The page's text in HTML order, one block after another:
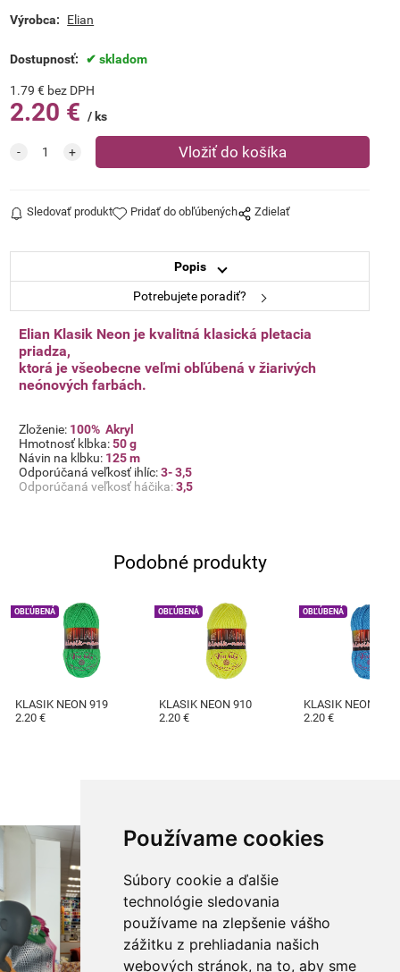
Používame cookies
Súbory cookie a ďalšie
technológie sledovania
používame na zlepšenie vášho
zážitku z prehliadania našich
webových stránok, na to, aby sme
Výrobca: Elian
Dostupnosť: skladom
1.79 € bez DPH
2.20 € ks
Sledovať produkt Pridať do obľúbených Zdielať
Popis
Potrebujete poradiť?
Elian Klasik Neon je kvalitná klasická pletacia
priadza,
ktorá je všeobecne veľmi obľúbená v žiarivých
neónových farbách.
Zloženie: 100% Akryl
Hmotnosť klbka:50 g
Návin na klbku: 125 m
Odporúčaná veľkosť ihlíc:3- 3,5
Odporúčaná veľkosť háčika:3,5
Podobné produkty
KLASIK NEON 919
OBĽÚBENÁ
2.20 €
KLASIK NEON 910
OBĽÚBENÁ
2.20 €
KLASIK NEON
OBĽÚBENÁ
2.20 €